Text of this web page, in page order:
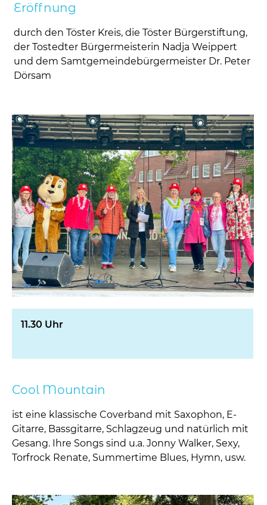
Eröffnung
durch den Töster Kreis, die Töster Bürgerstiftung,
der Tostedter Bürgermeisterin Nadja Weippert
und dem Samtgemeindebürgermeister Dr. Peter
Dörsam
11.30 Uhr
Cool Mountain
ist eine klassische Coverband mit Saxophon, E-
Gitarre, Bassgitarre, Schlagzeug und natürlich mit
Gesang. Ihre Songs sind u.a. Jonny Walker, Sexy,
Torfrock Renate, Summertime Blues, Hymn, usw.